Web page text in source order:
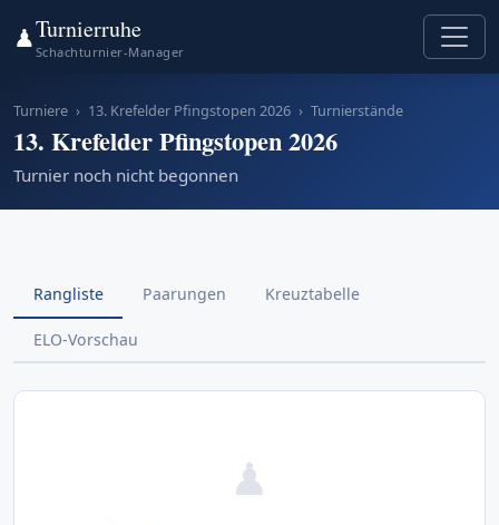
♟Turnierruhe
Schachturnier-Manager
Turniere › 13. Krefelder Pfingstopen 2026 › Turnierstände
13. Krefelder Pfingstopen 2026
Turnier noch nicht begonnen
Rangliste Paarungen Kreuztabelle
ELO-Vorschau
♟